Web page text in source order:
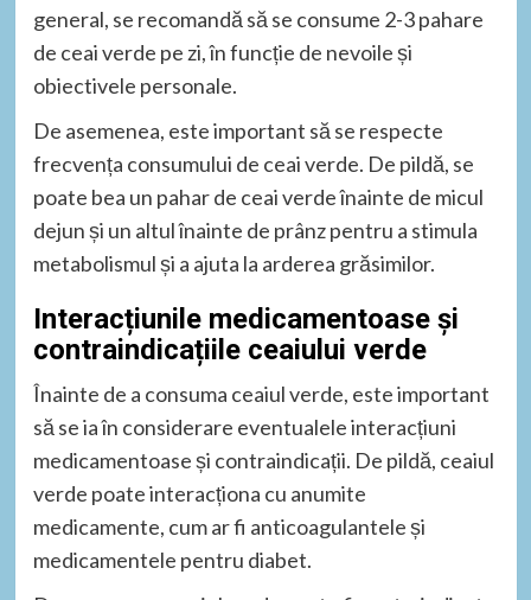
general, se recomandă să se consume 2-3 pahare
de ceai verde pe zi, în funcție de nevoile și
obiectivele personale.
De asemenea, este important să se respecte
frecvența consumului de ceai verde. De pildă, se
poate bea un pahar de ceai verde înainte de micul
dejun și un altul înainte de prânz pentru a stimula
metabolismul și a ajuta la arderea grăsimilor.
Interacțiunile medicamentoase și
contraindicațiile ceaiului verde
Înainte de a consuma ceaiul verde, este important
să se ia în considerare eventualele interacțiuni
medicamentoase și contraindicații. De pildă, ceaiul
verde poate interacționa cu anumite
medicamente, cum ar fi anticoagulantele și
medicamentele pentru diabet.